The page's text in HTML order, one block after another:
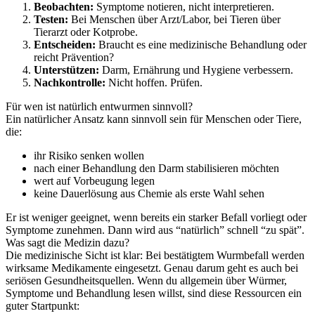
Beobachten: Symptome notieren, nicht interpretieren.
Testen: Bei Menschen über Arzt/Labor, bei Tieren über
Tierarzt oder Kotprobe.
Entscheiden: Braucht es eine medizinische Behandlung oder
reicht Prävention?
Unterstützen: Darm, Ernährung und Hygiene verbessern.
Nachkontrolle: Nicht hoffen. Prüfen.
Für wen ist natürlich entwurmen sinnvoll?
Ein natürlicher Ansatz kann sinnvoll sein für Menschen oder Tiere,
die:
ihr Risiko senken wollen
nach einer Behandlung den Darm stabilisieren möchten
wert auf Vorbeugung legen
keine Dauerlösung aus Chemie als erste Wahl sehen
Er ist weniger geeignet, wenn bereits ein starker Befall vorliegt oder
Symptome zunehmen. Dann wird aus “natürlich” schnell “zu spät”.
Was sagt die Medizin dazu?
Die medizinische Sicht ist klar: Bei bestätigtem Wurmbefall werden
wirksame Medikamente eingesetzt. Genau darum geht es auch bei
seriösen Gesundheitsquellen. Wenn du allgemein über Würmer,
Symptome und Behandlung lesen willst, sind diese Ressourcen ein
guter Startpunkt: